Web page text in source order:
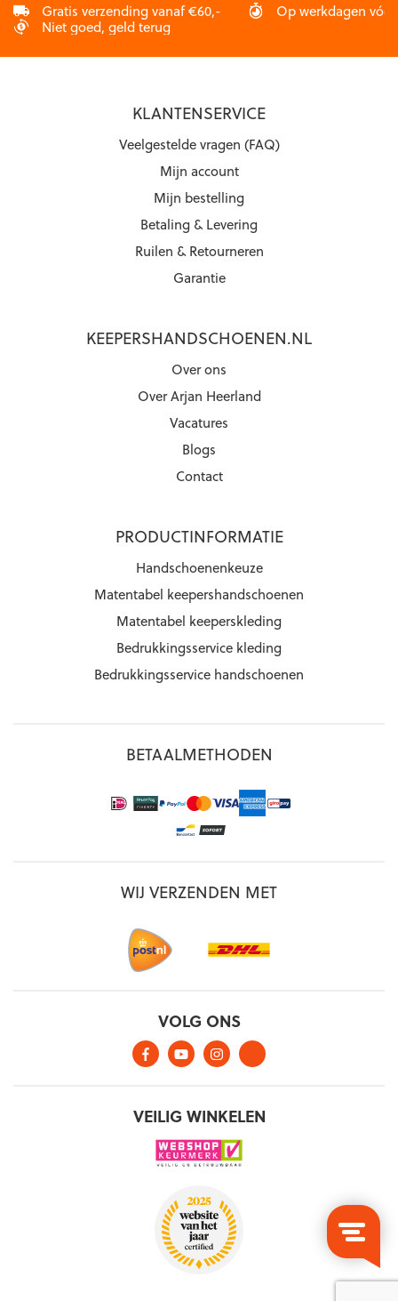
Gratis verzending vanaf €60,-
Op werkdagen
Niet goed, geld terug
KLANTENSERVICE
Veelgestelde vragen (FAQ)
Mijn account
Mijn bestelling
Betaling & Levering
Ruilen & Retourneren
Garantie
KEEPERSHANDSCHOENEN.NL
Over ons
Over Arjan Heerland
Vacatures
Blogs
Contact
PRODUCTINFORMATIE
Handschoenenkeuze
Matentabel keepershandschoenen
Matentabel keeperskleding
Bedrukkingsservice kleding
Bedrukkingsservice handschoenen
BETAALMETHODEN
WIJ VERZENDEN MET